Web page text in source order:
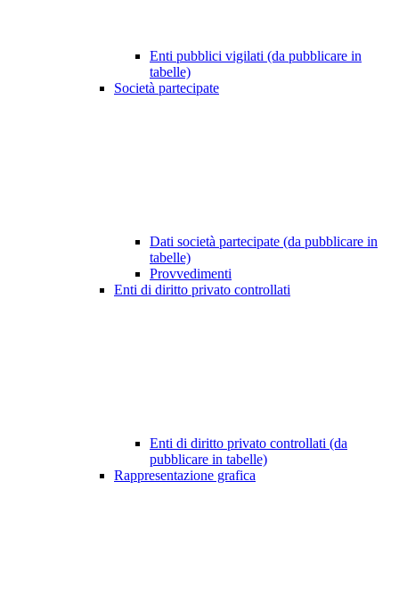
Enti pubblici vigilati (da pubblicare in
tabelle)
Società partecipate
Dati società partecipate (da pubblicare in
tabelle)
Provvedimenti
Enti di diritto privato controllati
Enti di diritto privato controllati (da
pubblicare in tabelle)
Rappresentazione grafica